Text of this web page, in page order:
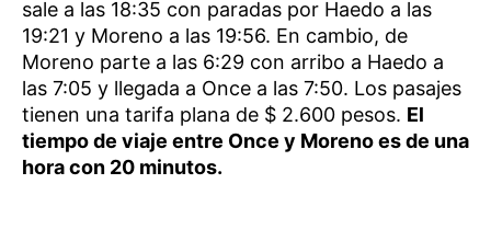
sale a las 18:35 con paradas por Haedo a las
19:21 y Moreno a las 19:56. En cambio, de
Moreno parte a las 6:29 con arribo a Haedo a
las 7:05 y llegada a Once a las 7:50. Los pasajes
tienen una tarifa plana de $ 2.600 pesos. El
tiempo de viaje entre Once y Moreno es de una
hora con 20 minutos.